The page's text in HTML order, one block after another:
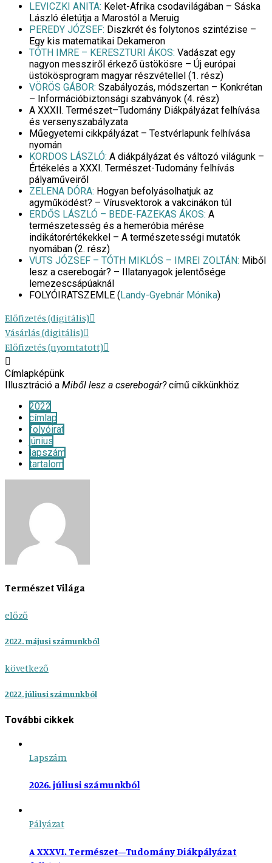
LEVICZKI ANITA: Kelet-Afrika csodavilágában – Sáska
László életútja a Marostól a Meruig
PEREDY JÓZSEF: Diszkrét és folytonos szintézise –
Egy kis matematikai Dekameron
TÓTH IMRE – KERESZTURI ÁKOS: Vadászat egy
nagyon messziről érkező üstökösre – Új európai
üstökösprogram magyar részvétellel (1. rész)
VÖRÖS GÁBOR: Szabályozás, módszertan – Konkrétan
– Információbiztonsági szabványok (4. rész)
A XXXII. Természet–Tudomány Diákpályázat felhívása
és versenyszabályzata
Műegyetemi cikkpályázat – Testvérlapunk felhívása
nyomán
KORDOS LÁSZLÓ: A diákpályázat és változó világunk –
Értékelés a XXXI. Természet-Tudomány felhívás
pályaműveiről
ZELENA DÓRA: Hogyan befolyásolhatjuk az
agyműködést? – Vírusvektorok a vakcinákon túl
ERDŐS LÁSZLÓ – BEDE-FAZEKAS ÁKOS: A
természetesség és a hemeróbia mérése
indikátorértékekkel – A természetességi mutatók
nyomában (2. rész)
VUTS JÓZSEF – TÓTH MIKLÓS – IMREI ZOLTÁN: Miből
lesz a cserebogár? – Illatanyagok jelentősége
lemezescsápúaknál
FOLYÓIRATSZEMLE ( Landy-Gyebnár Mónika)
Előfizetés (digitális)
Vásárlás (digitális)
Előfizetés (nyomtatott)
Címlapképünk
Illusztráció a Miből lesz a cserebogár?című cikkünkhöz
2022
címlap
folyóirat
június
lapszám
tartalom
Természet Világa
előző
2022. májusi számunkból
következő
2022. júliusi számunkból
További cikkek
Lapszám
2026. júliusi számunkból
Pályázat
A XXXVI. Természet–Tudomány Diákpályázat